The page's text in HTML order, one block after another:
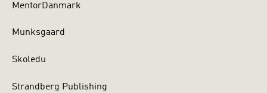
MentorDanmark
Munksgaard
Skoledu
Strandberg Publishing